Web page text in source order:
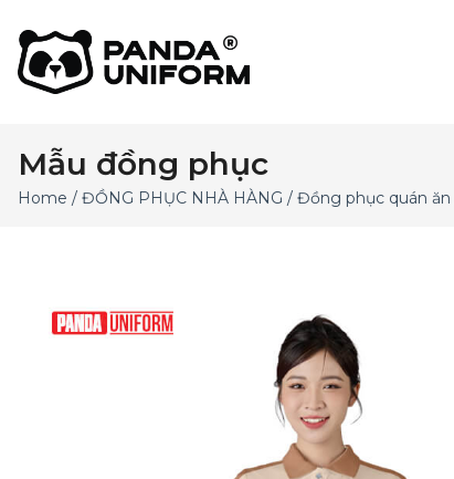
Mẫu đồng phục
Home / ĐỒNG PHỤC NHÀ HÀNG / Đồng phục quán ăn